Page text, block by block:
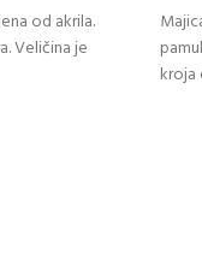
od akrila.
Veličina je
kroja